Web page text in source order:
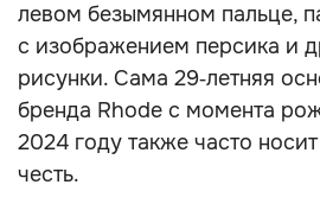
левом безымянном пальце,
с изображением персика и
рисунки. Сама 29‑летняя
бренда Rhode с момента
2024 году также часто
честь.